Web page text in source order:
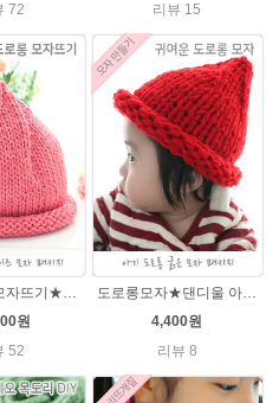
72
리뷰 15
아기도로롱모자뜨기★그레이스메리노울 뜨개실 털실 뜨개질
원
52
도로롱모자★댄디울 아기모자뜨개질
4,400원
리뷰 8